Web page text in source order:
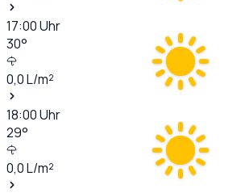
17:00Uhr
30°
0,0L/m²
18:00Uhr
29°
0,0L/m²